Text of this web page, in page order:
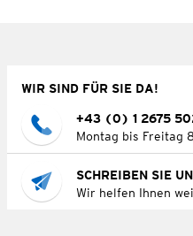
WIR SIND FÜR SIE DA!
+43 (0) 1 2675
Montag bis Freitag
SCHREIBEN SIE
Wir helfen Ihnen